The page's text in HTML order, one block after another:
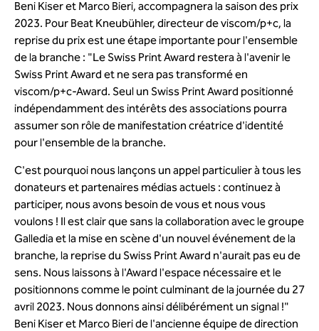
Beni Kiser et Marco Bieri, accompagnera la saison des prix
2023. Pour Beat Kneubühler, directeur de viscom/p+c, la
reprise du prix est une étape importante pour l'ensemble
de la branche : "Le Swiss Print Award restera à l'avenir le
Swiss Print Award et ne sera pas transformé en
viscom/p+c-Award. Seul un Swiss Print Award positionné
indépendamment des intérêts des associations pourra
assumer son rôle de manifestation créatrice d'identité
pour l'ensemble de la branche.
C'est pourquoi nous lançons un appel particulier à tous les
donateurs et partenaires médias actuels : continuez à
participer, nous avons besoin de vous et nous vous
voulons ! Il est clair que sans la collaboration avec le groupe
Galledia et la mise en scène d'un nouvel événement de la
branche, la reprise du Swiss Print Award n'aurait pas eu de
sens. Nous laissons à l'Award l'espace nécessaire et le
positionnons comme le point culminant de la journée du 27
avril 2023. Nous donnons ainsi délibérément un signal !"
Beni Kiser et Marco Bieri de l'ancienne équipe de direction